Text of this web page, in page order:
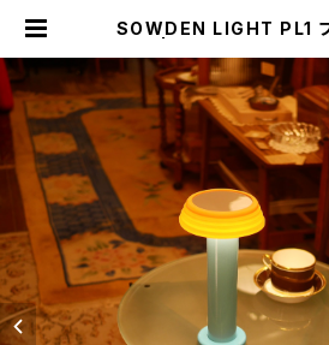
SOWDEN LIGHT PL1
神楽坂のリサイクルショ